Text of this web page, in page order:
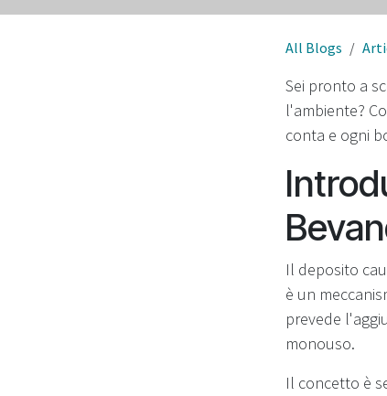
All Blogs
Sei pronto a
l'ambiente?
conta e ogni
Il deposito
è un
prevede
monouso.
Il concetto è